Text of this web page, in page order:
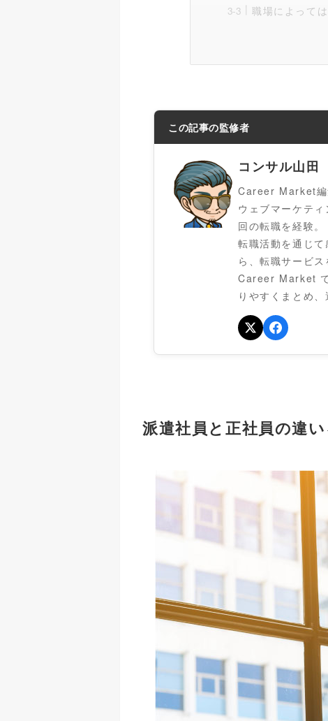
職場によって
この記事の監修者
コンサル山田
Career Market編
ウェブマーケテ
回の転職を経験。
転職活動を通じ
ら、転職サービ
Career Market で
りやすくまとめ
派遣社員と正社員の違い